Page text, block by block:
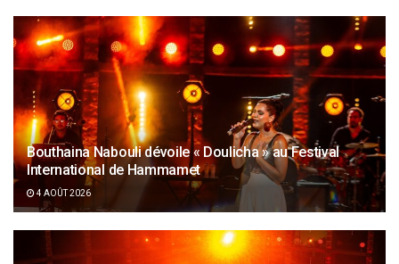
Bouthaina Nabouli dévoile « Doulicha » au Festival
International de Hammamet
4 AOÛT 2026